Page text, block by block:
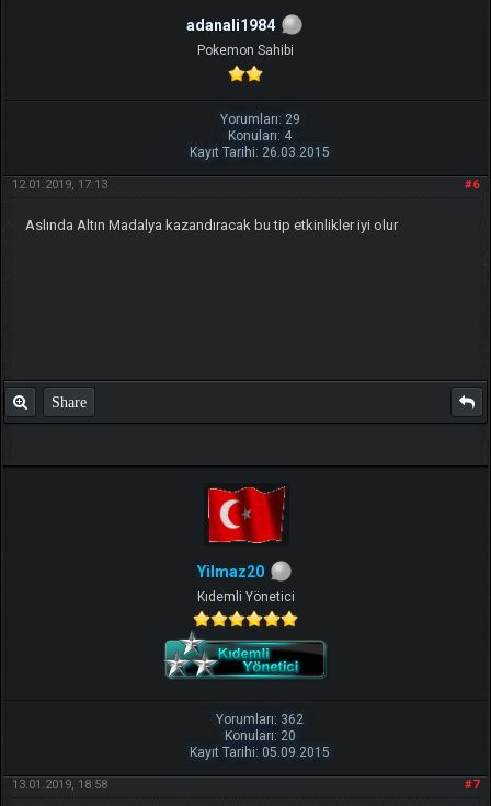
adanali1984
Pokemon Sahibi
Yorumları: 29
Konuları: 4
Kayıt Tarihi: 26.03.2015
#6
12.01.2019, 17:13
Aslında Altın Madalya kazandıracak bu tip etkinlikler iyi olur
Share
Yilmaz20
Kıdemli Yönetici
Yorumları: 362
Konuları: 20
Kayıt Tarihi: 05.09.2015
#7
13.01.2019, 18:58